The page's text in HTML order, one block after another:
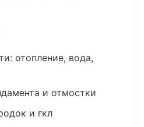
отопление, вода,
и отмостки
и гкл